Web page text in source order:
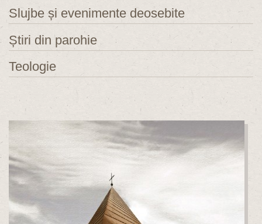
Slujbe și evenimente deosebite
Știri din parohie
Teologie